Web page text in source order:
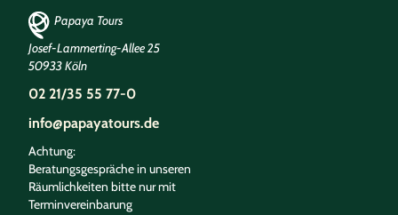
Papaya Tours
Josef-Lammerting-Allee 25
50933 Köln
02 21/35 55 77-0
info@papayatours.de
Achtung:
Beratungsgespräche in unseren
Räumlichkeiten bitte nur mit
Terminvereinbarung